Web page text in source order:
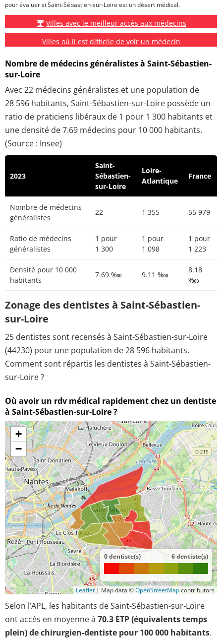
pour évaluer si Saint-Sébastien-sur-Loire est un désert médical.
Villes avec le meilleur accès aux médecins
Villes où il est difficile de voir un médecin
Nombre de médecins généralistes à Saint-Sébastien-
sur-Loire
Avec 22 médecins généralistes et une population de
28 596 habitants, Saint-Sébastien-sur-Loire possède un
ratio de praticiens libéraux de 1 pour 1 300 habitants et
une densité de 7.69 médecins pour 10 000 habitants.
(Source : Insee)
2023
Saint-
Sébastien-
sur-Loire
Loire-
Atlantique
France
Nombre de médecins
généralistes
22 1 355 55 979
Ratio de médecins
généralistes
1 pour
1 300
1 pour
1 098
1 pour
1 223
Densité pour 10 000
habitants
7.69 ‱ 9.11 ‱
8.18
‱
Zonage des dentistes à Saint-Sébastien-
sur-Loire
25 dentistes sont recensés à Saint-Sébastien-sur-Loire
(44230) pour une population de 28 596 habitants.
Comment sont répartis les dentistes à Saint-Sébastien-
sur-Loire ?
Où avoir un rdv médical rapidement chez un dentiste
à Saint-Sébastien-sur-Loire ?
+
−
0 dentiste(s) 6 dentiste(s)
Leaflet | Map data ©OpenStreetMapcontributors
Selon l’APL, les habitants de Saint-Sébastien-sur-Loire
ont accès en moyenne à 70.3 ETP (équivalents temps
plein) de chirurgien-dentiste pour 100 000 habitants.